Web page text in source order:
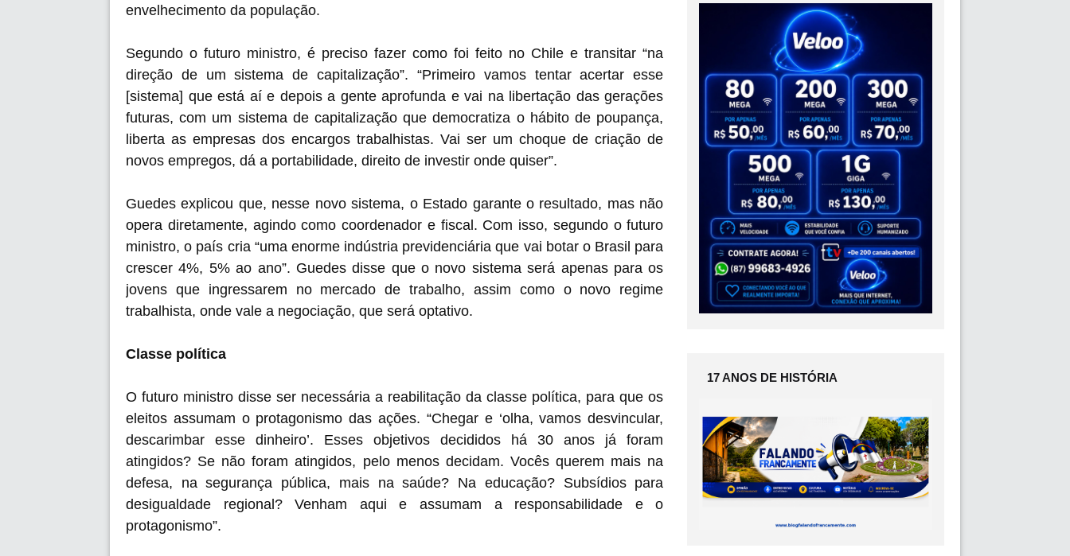
envelhecimento da população.
Segundo o futuro ministro, é preciso fazer como foi feito no Chile e transitar “na
direção de um sistema de capitalização”. “Primeiro vamos tentar acertar esse
[sistema] que está aí e depois a gente aprofunda e vai na libertação das gerações
futuras, com um sistema de capitalização que democratiza o hábito de poupança,
liberta as empresas dos encargos trabalhistas. Vai ser um choque de criação de
novos empregos, dá a portabilidade, direito de investir onde quiser”.
Guedes explicou que, nesse novo sistema, o Estado garante o resultado, mas não
opera diretamente, agindo como coordenador e fiscal. Com isso, segundo o futuro
ministro, o país cria “uma enorme indústria previdenciária que vai botar o Brasil para
crescer 4%, 5% ao ano”. Guedes disse que o novo sistema será apenas para os
jovens que ingressarem no mercado de trabalho, assim como o novo regime
trabalhista, onde vale a negociação, que será optativo.
Classe política
O futuro ministro disse ser necessária a reabilitação da classe política, para que os
eleitos assumam o protagonismo das ações. “Chegar e ‘olha, vamos desvincular,
descarimbar esse dinheiro’. Esses objetivos decididos há 30 anos já foram
atingidos? Se não foram atingidos, pelo menos decidam. Vocês querem mais na
defesa, na segurança pública, mais na saúde? Na educação? Subsídios para
desigualdade regional? Venham aqui e assumam a responsabilidade e o
protagonismo”.
17 ANOS DE HISTÓRIA